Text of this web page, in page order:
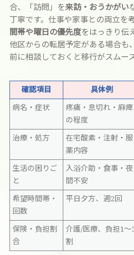
合、「訪問」を来訪・おうかがい
丁寧です。仕事や家事との両立を
間帯や曜日の優先度をはっきり伝
他区からの転居予定がある場合も
前に相談しておくと移行がスムーズ
確認項目 具体例
病名・症状
疼痛・息切れ・麻痺
の程度
治療・処方
在宅酸素・注射・服
薬内容
生活の困りご
と
入浴介助・食事・夜
間不安
希望時間帯・
回数
平日夕方、週2回
保険・負担割
合
介護/医療、負担1〜
割